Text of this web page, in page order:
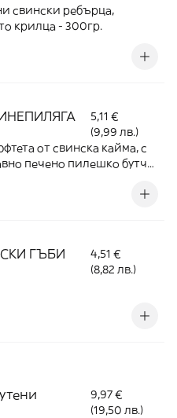
свински ребърца,
крилца - 300гр.
5,11 €
(9,99 лв.)
от свинска кайма, с
печено пилешко бутче,
ГЪБИ
4,51 €
(8,82 лв.)
9,97 €
(19,50 лв.)